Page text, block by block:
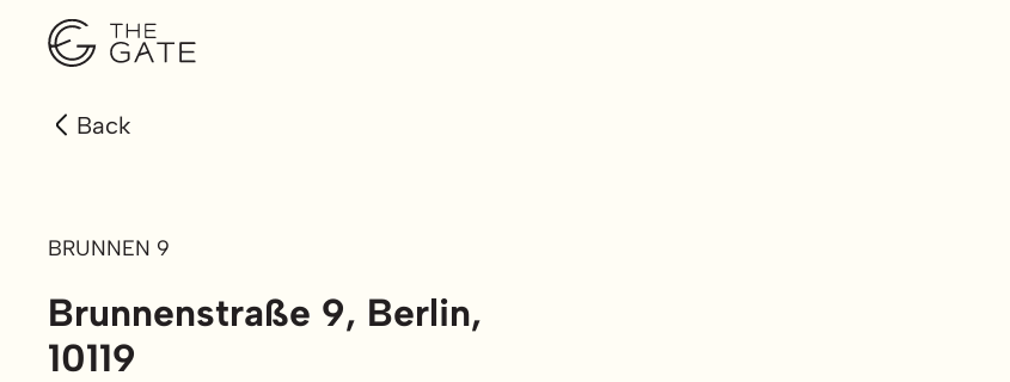
Back
BRUNNEN 9
Brunnenstraße 9, Berlin,
10119